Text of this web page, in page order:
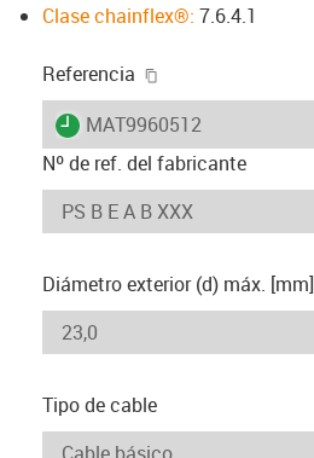
Clase chainflex®: 7.6.4.1
Referencia
igus-icon-lieferzeit
MAT9960512
Nº de ref. del fabricante
Diámetro exterior (d) máx. [mm]
Tipo de cable